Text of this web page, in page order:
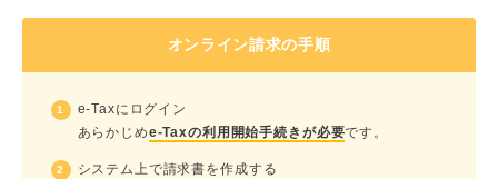
オンライン請求の手順
e-Taxにログイン
あらかじめe-Taxの利用開始手続きが必要です。
システム上で請求書を作成する